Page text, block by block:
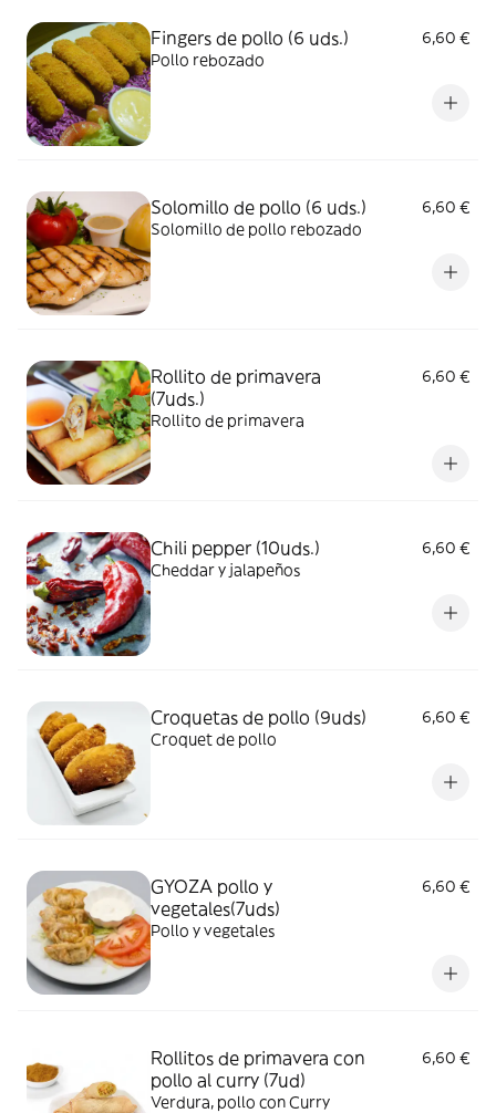
Fingers de pollo (6 uds.)
6,60 €
Pollo rebozado
Solomillo de pollo (6 uds.)
6,60 €
Solomillo de pollo rebozado
Rollito de primavera
(7uds.)
6,60 €
Rollito de primavera
Chili pepper (10uds.)
6,60 €
Cheddar y jalapeños
Croquetas de pollo (9uds)
6,60 €
Croquet de pollo
GYOZA pollo y
vegetales(7uds)
6,60 €
Pollo y vegetales
Rollitos de primavera con
pollo al curry (7ud)
6,60 €
Verdura, pollo con Curry